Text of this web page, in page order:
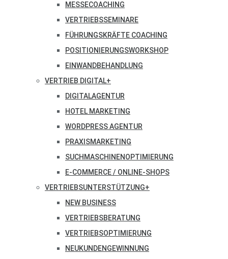
MESSECOACHING
VERTRIEBSSEMINARE
FÜHRUNGSKRÄFTE COACHING
POSITIONIERUNGSWORKSHOP
EINWANDBEHANDLUNG
VERTRIEB DIGITAL+
DIGITALAGENTUR
HOTEL MARKETING
WORDPRESS AGENTUR
PRAXISMARKETING
SUCHMASCHINENOPTIMIERUNG
E-COMMERCE / ONLINE-SHOPS
VERTRIEBSUNTERSTÜTZUNG+
NEW BUSINESS
VERTRIEBSBERATUNG
VERTRIEBSOPTIMIERUNG
NEUKUNDENGEWINNUNG